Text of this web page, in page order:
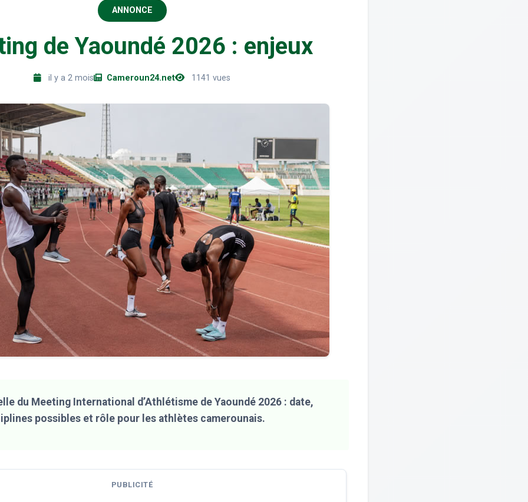
ANNONCE
de Yaoundé 2026 : enjeux
il y a 2 mois Cameroun24.net 1141 vues
du Meeting International d’Athlétisme de Yaoundé 2026 : date,
possibles et rôle pour les athlètes camerounais.
PUBLICITÉ